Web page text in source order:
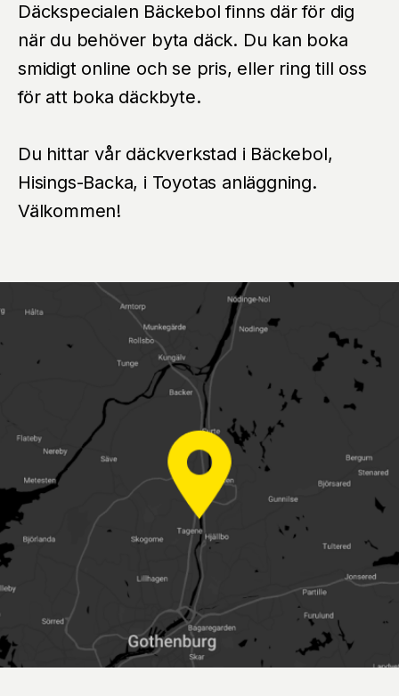
Däckspecialen Bäckebol finns där för dig
när du behöver byta däck. Du kan boka
smidigt online och se pris, eller ring till oss
för att boka däckbyte.
Du hittar vår däckverkstad i Bäckebol,
Hisings-Backa, i Toyotas anläggning.
Välkommen!